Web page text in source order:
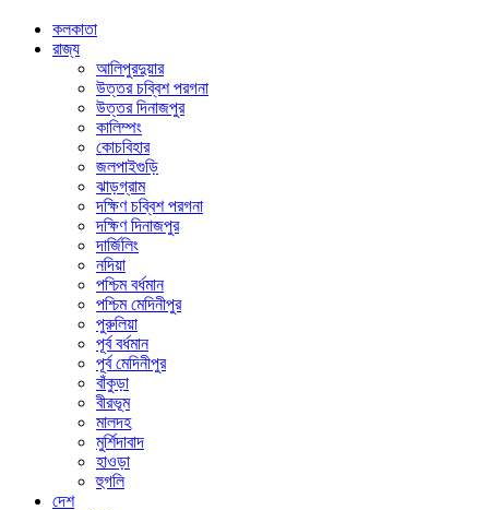
কলকাতা
রাজ্য
আলিপুরদুয়ার
উত্তর চব্বিশ পরগনা
উত্তর দিনাজপুর
কালিম্পং
কোচবিহার
জলপাইগুড়ি
ঝাড়গ্রাম
দক্ষিণ চব্বিশ পরগনা
দক্ষিণ দিনাজপুর
দার্জিলিং
নদিয়া
পশ্চিম বর্ধমান
পশ্চিম মেদিনীপুর
পুরুলিয়া
পূর্ব বর্ধমান
পূর্ব মেদিনীপুর
বাঁকুড়া
বীরভূম
মালদহ
মুর্শিদাবাদ
হাওড়া
হুগলি
দেশ